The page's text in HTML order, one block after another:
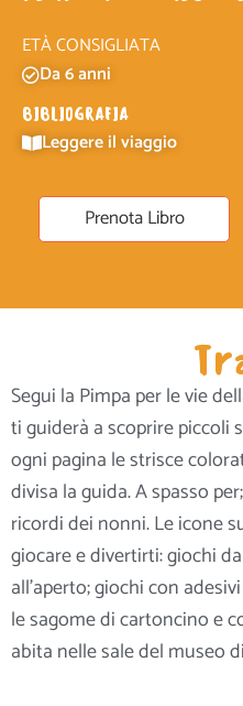
ETÀ CONSIGLIATA
Da 6 anni
BIBLIOGRAFIA
Leggere il viaggio
Prenota Libro
Segui la Pimpa per le vie
ti guiderà a scoprire piccoli
ogni pagina le strisce
divisa la guida. A spasso
ricordi dei nonni. Le icone
giocare e divertirti: giochi
all’aperto; giochi con
le sagome di cartoncino e
abita nelle sale del museo